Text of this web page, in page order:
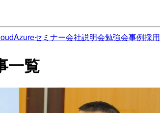
Azureセミナー会社説明会勉強会事例採用
一覧